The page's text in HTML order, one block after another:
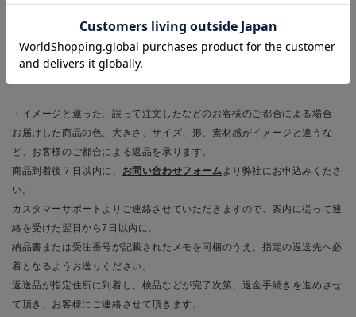
※完売やサイズ欠品など、やむを得ず商品の交換が不可能な場合は、返金
・イメージと違った、誤って注文したなどのお客様のご都合による場合
お届けした商品の色、大きさ、サイズ、形、素材感がイメージと違うな
ど、お客様のご都合による返品を承ります。
商品到着後７日以内に、 お問い合わせフォームより弊社にお申込みくださ
い。
カスタマーサポートよりご連絡させていただきますので、案内に従って連
絡を受けた翌日から7日以内に、
納品書または受注番号が記載されたメモを同梱のうえ、指定の返送先へ必
着となるようお送りください。
返送品が指定住所に到着し、検品などが完了次第、返金手続きを進めさせ
て頂き、お客様にご連絡させて頂きます。